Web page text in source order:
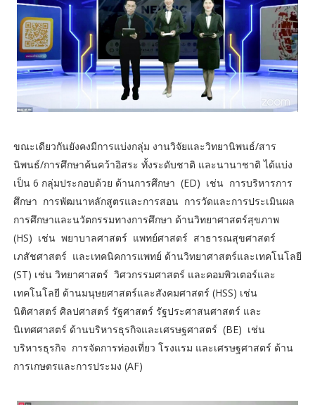
ขณะเดียวกันยังคงมีการแบ่งกลุ่ม งานวิจัยและวิทยานิพนธ์/สาร
นิพนธ์/การศึกษาค้นคว้าอิสระ ทั้งระดับชาติ และนานาชาติ ได้แบ่ง
เป็น 6 กลุ่มประกอบด้วย ด้านการศึกษา (ED) เช่น การบริหารการ
ศึกษา การพัฒนาหลักสูตรและการสอน การวัดและการประเมินผล
การศึกษาและนวัตกรรมทางการศึกษา ด้านวิทยาศาสตร์สุขภาพ
(HS) เช่น พยาบาลศาสตร์ แพทย์ศาสตร์ สาธารณสุขศาสตร์
เภสัชศาสตร์ และเทคนิคการแพทย์ ด้านวิทยาศาสตร์และเทคโนโลยี
(ST) เช่น วิทยาศาสตร์ วิศวกรรมศาสตร์ และคอมพิวเตอร์และ
เทคโนโลยี ด้านมนุษยศาสตร์และสังคมศาสตร์ (HSS) เช่น
นิติศาสตร์ ศิลปศาสตร์ รัฐศาสตร์ รัฐประศาสนศาสตร์ และ
นิเทศศาสตร์ ด้านบริหารธุรกิจและเศรษฐศาสตร์ (BE) เช่น
บริหารธุรกิจ การจัดการท่องเที่ยว โรงแรม และเศรษฐศาสตร์ ด้าน
การเกษตรและการประมง (AF)